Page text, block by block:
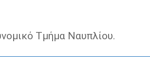
Τμήμα Ναυπλίου.